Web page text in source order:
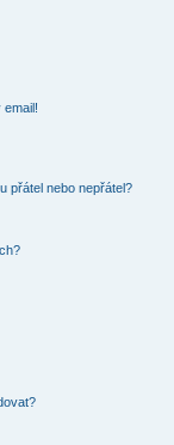
přátel nebo nepřátel?